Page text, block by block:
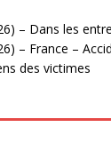
– Dans les
– France –
des victimes